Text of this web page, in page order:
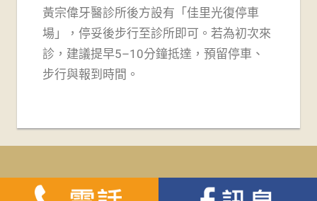
黃宗偉牙醫診所後方設有「佳里光復停車
場」， 停妥後步行至診所即可。若為初次來
診，建議提早5–10分鐘抵達，預留停車、
步行與報到時間。
WordPress Theme: Tortuga by ThemeZee.